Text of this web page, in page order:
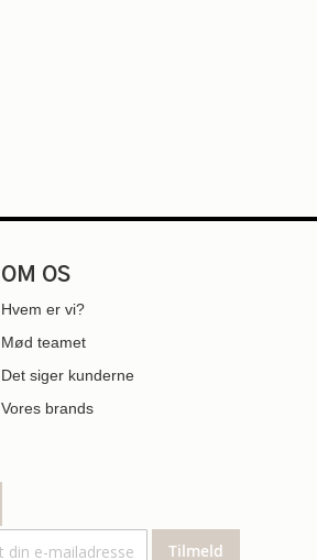
OM OS
Hvem er vi?
Mød teamet
Det siger kunderne
Vores brands
Tilmeld